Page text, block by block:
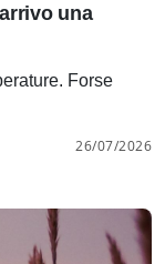
una
Forse
26/07/2026